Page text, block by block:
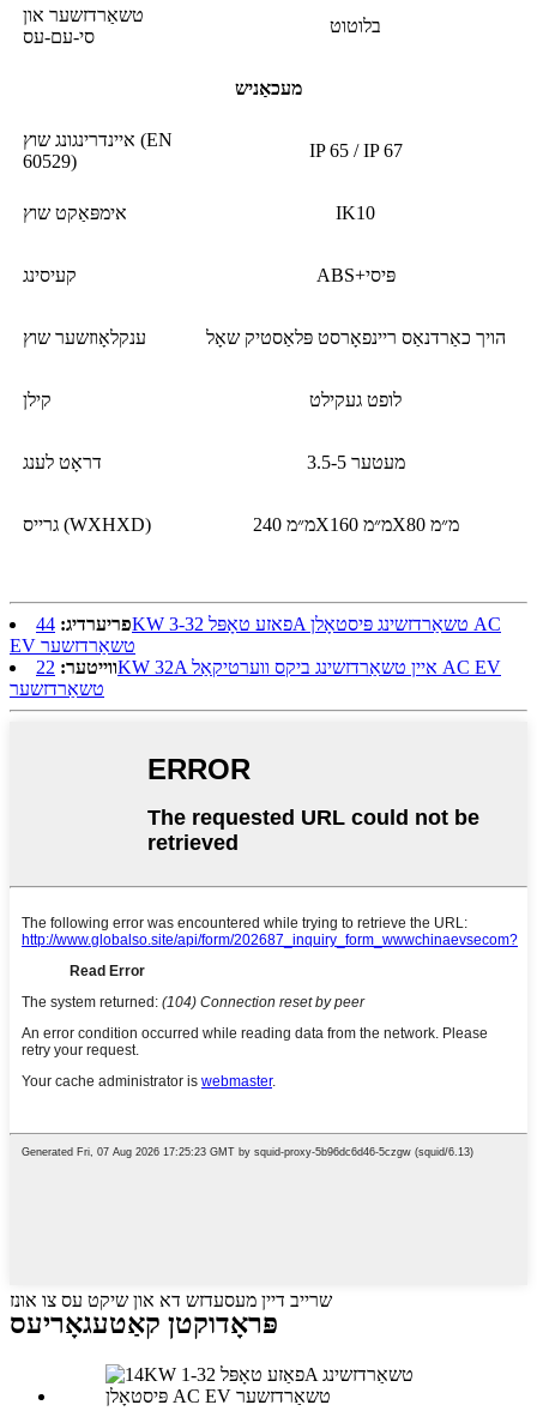
טשאַרדזשער און
סי-עם-עס
בלוטוט
מעכאַניש
איינדרינגונג שוץ (EN
60529)
IP 65 / IP 67
אימפּאַקט שוץ IK10
קעיסינג ABS+פּיסי
ענקלאָוזשער שוץ הויך כאַרדנאַס ריינפאָרסט פּלאַסטיק שאָל
קילן לופט געקילט
דראָט לענג 3.5-5 מעטער
גרייס (WXHXD) 240 מ״מX160 מ״מX80 מ״מ
פריערדיג: 44KW 3-פאזע טאָפּל 32A טשאַרדזשינג פּיסטאָלן AC
EV טשאַרדזשער
ווייטער: 22KW 32A איין טשאַרדזשינג ביקס ווערטיקאַל AC EV
טשאַרדזשער
שרייב דיין מעסעדזש דא און שיקט עס צו אונז
פּראָדוקטן קאַטעגאָריעס